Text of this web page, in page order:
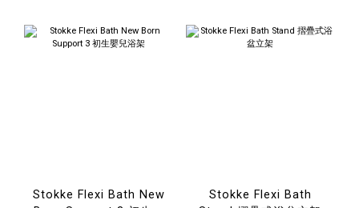
Stokke Flexi Bath New
Stokke Flexi Bath